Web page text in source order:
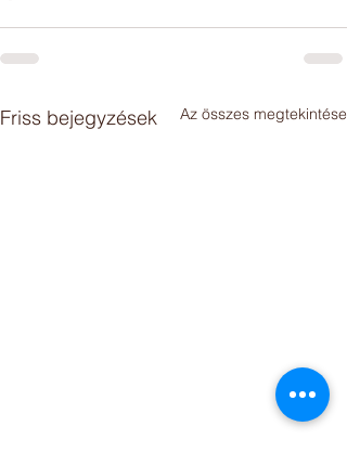
Friss bejegyzések Az összes megtekintése